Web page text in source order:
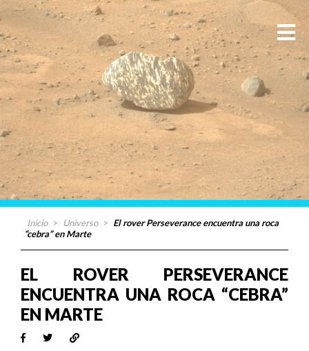
Inicio > Universo > El rover Perseverance encuentra una roca
“cebra” en Marte
EL ROVER PERSEVERANCE
ENCUENTRA UNA ROCA “CEBRA”
EN MARTE